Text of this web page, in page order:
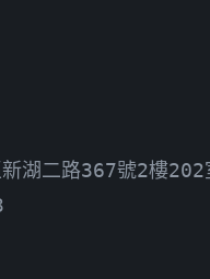
湖二路367號2樓202